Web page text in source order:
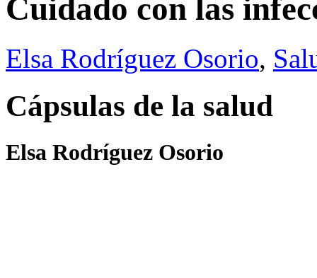
Cuidado con las
Elsa Rodríguez Osorio,
Cápsulas de la salud
Elsa Rodríguez Osorio